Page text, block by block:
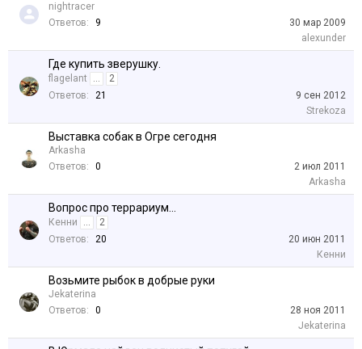
nightracer
Ответов:
9
30 мар 2009
alexunder
Где купить зверушку.
flagelant ...
2
Ответов:
21
9 сен 2012
Strekoza
Выставка собак в Огре сегодня
Arkasha
Ответов:
0
2 июл 2011
Arkasha
Вопрос про террариум...
Кенни ...
2
Ответов:
20
20 июн 2011
Кенни
Возьмите рыбок в добрые руки
Jekaterina
Ответов:
0
28 ноя 2011
Jekaterina